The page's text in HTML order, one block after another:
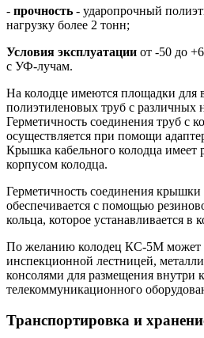
- прочность - ударопрочный
нагрузку более 2 тонн;
Условия эксплуатации от -50 до
с УФ-лучам.
На колодце имеются площадки для
полиэтиленовых труб с различных
Герметичность соединения труб с
осуществляется при помощи
Крышка кабельного колодца имеет
корпусом колодца.
Герметичность соединения крышки
обеспечивается с помощью
кольца, которое устанавливается в
По желанию колодец КС-5М может
инспекционной лестницей,
консолями для размещения внутри
телекоммуникационного
Транспортировка и